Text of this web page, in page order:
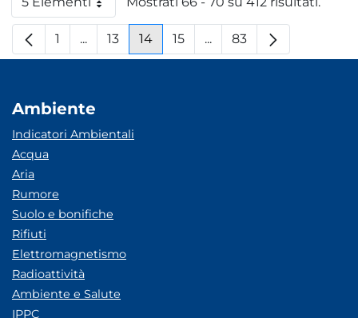
Per pagina
Pagina
1 ...Pagine intermedie
Pagina
13 Pagina
14 Pagina
15 ...Pagine intermedie
Pagina
83
Ambiente
Indicatori Ambientali
Acqua
Aria
Rumore
Suolo e bonifiche
Rifiuti
Elettromagnetismo
Radioattività
Ambiente e Salute
IPPC